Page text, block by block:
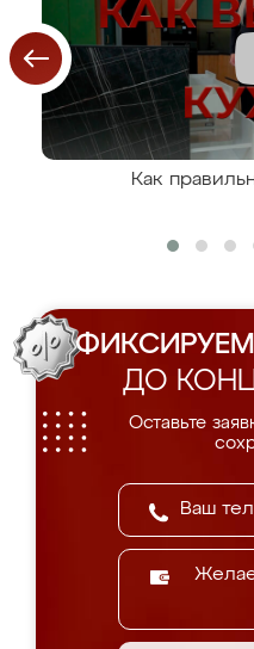
Как
ДО
Оставьте